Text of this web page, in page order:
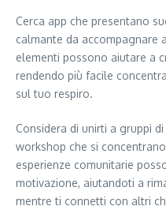
Cerca app che presentano
calmante da accompagnare
elementi possono aiutare a
rendendo più facile
sul tuo respiro.
Considera di unirti a gruppi
workshop che si
esperienze comunitarie
motivazione, aiutandoti a
mentre ti connetti con altri